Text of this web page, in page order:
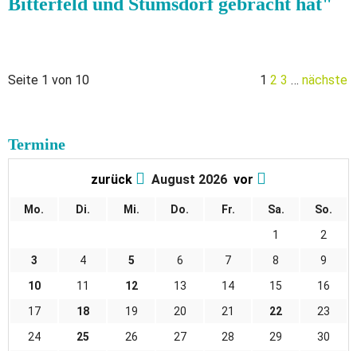
Seite 1 von 10 1 2 3 … nächste
Termine
zurück August 2026 vor
Mo. Di. Mi. Do. Fr. Sa.
So.
1
2
3
4 5 6 7 8
9
10
11 12 13 14 15
16
17
18 19 20 21 22
23
24
25 26 27 28 29
30